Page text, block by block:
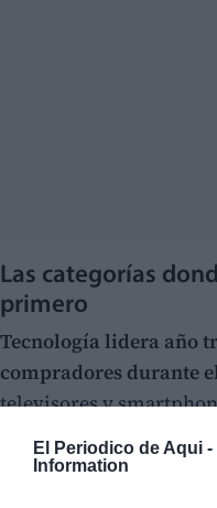
El Periodico de Aqui -
Information
Las categorías
primero
Tecnología lidera año
compradores durante
televisores y
relevantes,
que las tiendas buscan